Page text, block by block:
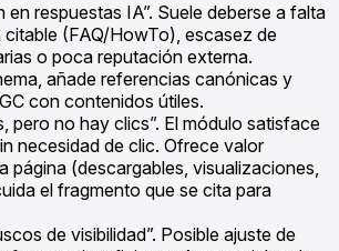
en respuestas IA”. Suele deberse a falta
citable (FAQ/HowTo), escasez de
o poca reputación externa.
añade referencias canónicas y
con contenidos útiles.
pero no hay clics”. El módulo satisface
necesidad de clic. Ofrece valor
página (descargables, visualizaciones,
el fragmento que se cita para
de visibilidad”. Posible ajuste de